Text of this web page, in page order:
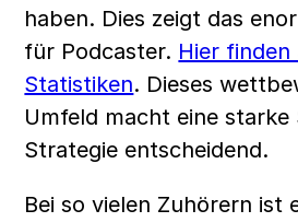
haben. Dies zeigt das
für Podcaster. Hier finden
Statistiken. Dieses
Umfeld macht eine starke
Strategie entscheidend.
Bei so vielen Zuhörern ist